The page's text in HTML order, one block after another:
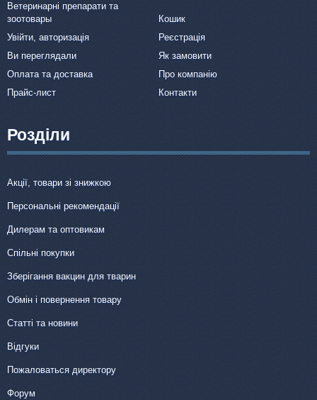
Ветеринарні препарати та
зоотовары
Кошик
Увійти, авторизація
Реєстрація
Ви переглядали
Як замовити
Оплата та доставка
Про компанію
Прайс-лист
Контакти
Розділи
Акції, товари зі знижкою
Персональні рекомендації
Дилерам та оптовикам
Спільні покупки
Зберігання вакцин для тварин
Обмін і повернення товару
Статті та новини
Відгуки
Пожаловаться директору
Форум